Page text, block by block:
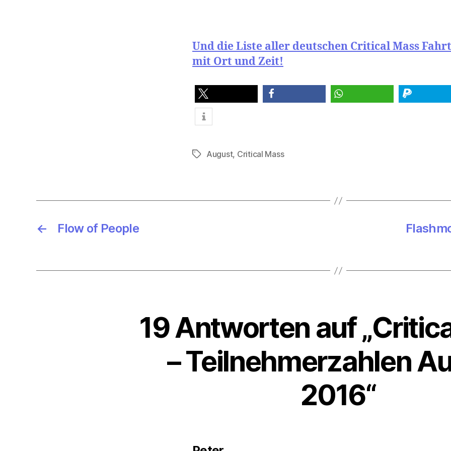
Und die Liste aller deutschen Critical Mass
mit Ort und Zeit!
teilen
Schlagwörter
August, Critical Mass
← Flow of People
19 Antworten auf
– Teilnehmerzahlen
2016“